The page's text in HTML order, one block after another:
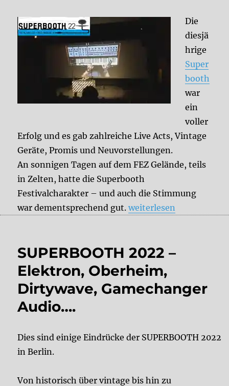
Die
diesjä
hrige
Super
booth
war
ein
voller
Erfolg und es gab zahlreiche Live Acts, Vintage
Geräte, Promis und Neuvorstellungen.
An sonnigen Tagen auf dem FEZ Gelände, teils
in Zelten, hatte die Superbooth
Festivalcharakter – und auch die Stimmung
war dementsprechend gut.„Superbooth 2022- Ein
weiterlesen
SUPERBOOTH 2022 –
Elektron, Oberheim,
Dirtywave, Gamechanger
Audio….
Dies sind einige Eindrücke der SUPERBOOTH 2022
in Berlin.
Von historisch über vintage bis hin zu